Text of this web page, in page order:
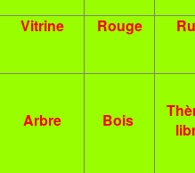
Vitrine Rouge
Arbre Bois